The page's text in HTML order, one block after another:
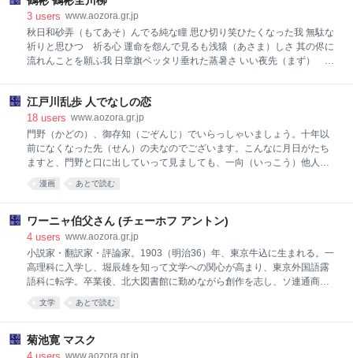
う）に入れて言ふのである。（文芸などと云ふものは、――殊に小説な
どと云ふものは三百年ばかりたつた後（のち）は滅多（めつた）に通用
するものではない。）しかし大地震か大火事かの為に小穴君の画も焼け
てしまへば、今度は或は小穴君の名も僕との腐（くさ）れ縁（えん）の
ち主ではない。が、諧謔（かい
3 users www.aozora.gr.jp
秋日和砂弄（もてあそ）んでる純な瞳 思ひ切り笑ひたくなった我 無駄な
祈りと思ひつゝ祈る心 運命を怨んで見るも浅猿（あさま）しさ 其の侭に
流れんことを願ふ我 日章旗ベッタリ垂れた蒸暑さ いい夜先（まず） 幾
へ雨は光って目がけ来る 得意さを哀れさに見る哀れさ 滅びゆく生命（い
のち）へ滅ぶ可（べ）きが泣（なき） 生活へ真剣になれぬある生活 一跳
ね一跳ね魚（うを）の最後が刻まれる 大きな収穫総てを忘れた喜び 泣く
笑ふそして子等の日は終り
江戸川乱歩 人でなしの恋
18 users www.aozora.gr.jp
門野（かどの）、御存知（ごぞんじ）でいらっしゃいましょう。十年以
前になくなった先（せん）の夫なのでございます。こんなに月日がたち
ますと、門野と口に出していって見ましても、一向（いっこう）他人様
（ひとさま）の様（よう）で、あの出来事にしましても、何だかこう、
夢ではなかったかしら、なんて思われるほどでございます。門野家へ私
申すまでもなく、お嫁入り前に、お互（たがい）に好き合っていたなん
て、そんなみだらなのではなく、仲人（なこうど）が母を説（と）きつ
けて、母が又私に申し聞かせて、それを、おぼこ娘の私は、どう否（い
な）やが申せましょう。おきまりでございますわ。畳にのの字を書きな
がら、ついうなずいてしまったのでございます。 でも、あの人が私の夫
ものですから、顔位は見知ってい
漫画 あとで読む
ワーニャ伯父さん (チェーホフ アントン)
4 users www.aozora.gr.jp
小説家・翻訳家・評論家。1903（明治36）年、東京牛込に生まれる。一
高理科に入学し、堀辰雄を知って文学への関心が高まり、東京外国語露
語科に転学。卒業後、北大図書館に勤めながら創作を志し、ソ連通商部
を経たあと文筆生活に入る。ロシア語はもとよりフランス語にも長け、
プーシキン、ツルゲーネフ、ガルシン、チェーホフ、ゴーリキー～バル
フ作品は、その彫琢された文章によって名訳の誉れが高い。これらの業
績から翻訳家として有名になったが、小説も寡作ながら「垂水」「灰色
文学 あとで読む
菊池寛 マスク
www.aozora.gr.jp